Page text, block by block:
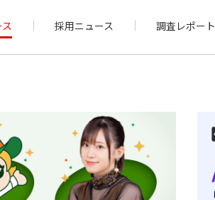
採用ニュース 調査レポート